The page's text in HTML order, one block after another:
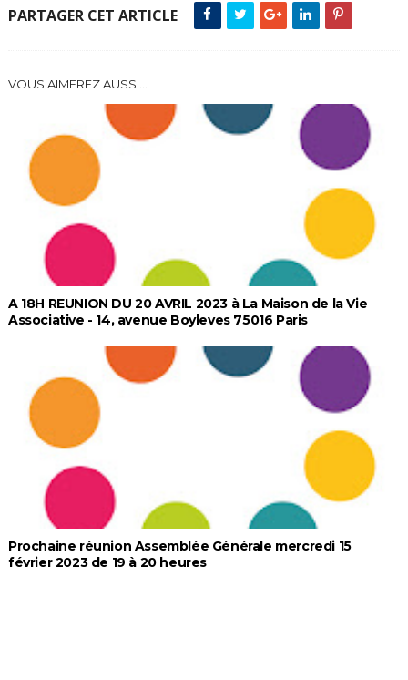
PARTAGER CET ARTICLE
VOUS AIMEREZ AUSSI...
A 18H REUNION DU 20 AVRIL 2023 à La Maison de la Vie
Associative - 14, avenue Boyleves 75016 Paris
Prochaine réunion Assemblée Générale mercredi 15
février 2023 de 19 à 20 heures